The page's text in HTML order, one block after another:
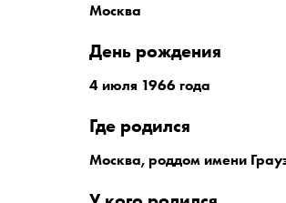
Москва
день рождения
4 июля 1966 года
где родился
Москва, роддом имени